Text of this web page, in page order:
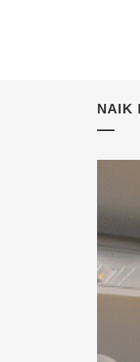
NAIK